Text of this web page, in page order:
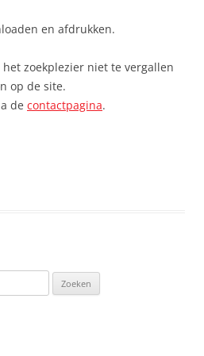
en afdrukken.
het zoekplezier niet te vergallen
op de site.
de contactpagina.